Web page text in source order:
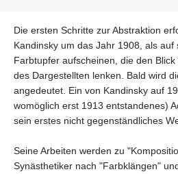
Die ersten Schritte zur Abstraktion
Kandinsky um das Jahr 1908, als
Farbtupfer aufscheinen, die den
des Dargestellten lenken. Bald wird
angedeutet. Ein von Kandinsky auf
womöglich erst 1913 entstandenes)
sein erstes nicht gegenständliches
Seine Arbeiten werden zu
Synästhetiker nach "Farbklängen"